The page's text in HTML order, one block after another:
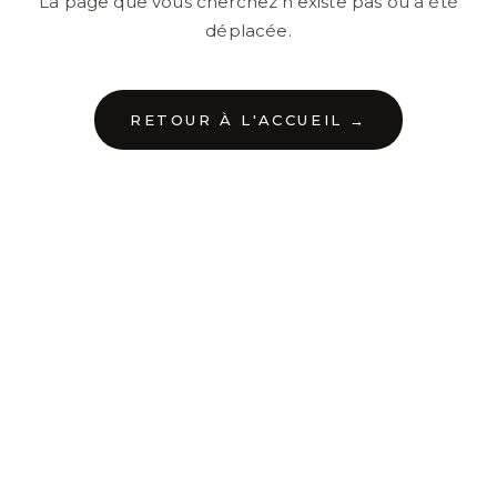
déplacée.
RETOUR À L'ACCUEIL →